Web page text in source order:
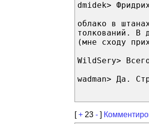
dmidek>
облако в
толкований. В
(мне сходу
WildSery>
wadman> Да.
[+ 23 - ]